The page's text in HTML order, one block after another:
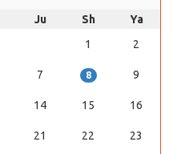
Ju Sh
Ya
1
2
7 8 9
14 15 16
21 22 23